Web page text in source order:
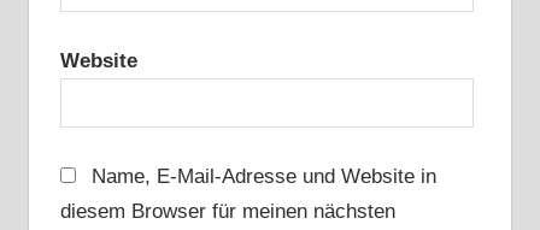
Website
Name, E-Mail-Adresse und Website in
diesem Browser für meinen nächsten